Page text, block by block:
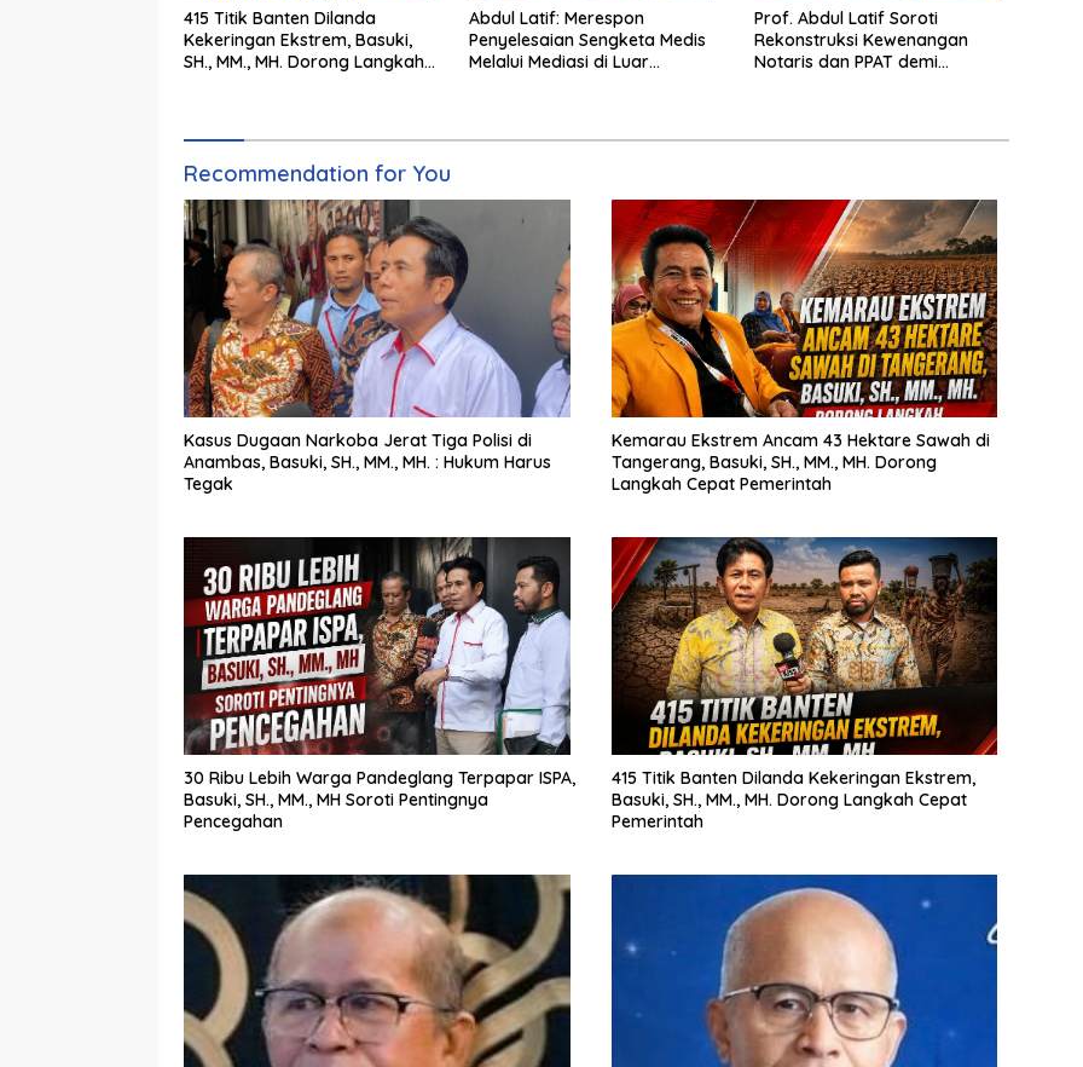
415 Titik Banten Dilanda
Kekeringan Ekstrem, Basuki,
SH., MM., MH. Dorong Langkah
Abdul Latif: Merespon
Penyelesaian Sengketa Medis
Melalui Mediasi di Luar
Prof. Abdul Latif Soroti
Rekonstruksi Kewenangan
Notaris dan PPAT demi
Recommendation for You
Kasus Dugaan Narkoba Jerat Tiga Polisi di
Anambas, Basuki, SH., MM., MH. : Hukum Harus
Tegak
Kemarau Ekstrem Ancam 43 Hektare Sawah di
Tangerang, Basuki, SH., MM., MH. Dorong
Langkah Cepat Pemerintah
30 Ribu Lebih Warga Pandeglang Terpapar ISPA,
Basuki, SH., MM., MH Soroti Pentingnya
Pencegahan
415 Titik Banten Dilanda Kekeringan Ekstrem,
Basuki, SH., MM., MH. Dorong Langkah Cepat
Pemerintah